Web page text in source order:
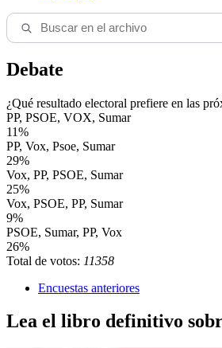
Debate
¿Qué resultado electoral prefiere en las
PP, PSOE, VOX, Sumar
11%
PP, Vox, Psoe, Sumar
29%
Vox, PP, PSOE, Sumar
25%
Vox, PSOE, PP, Sumar
9%
PSOE, Sumar, PP, Vox
26%
Total de votos: 11358
Encuestas anteriores
Lea el libro definitivo